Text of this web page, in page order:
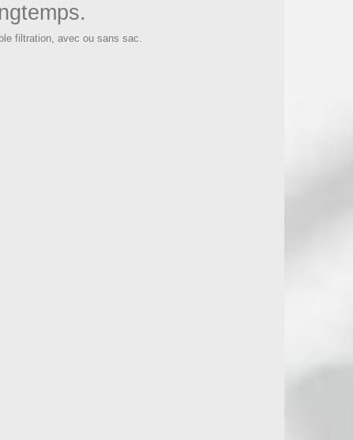
filtration, avec ou sans sac.